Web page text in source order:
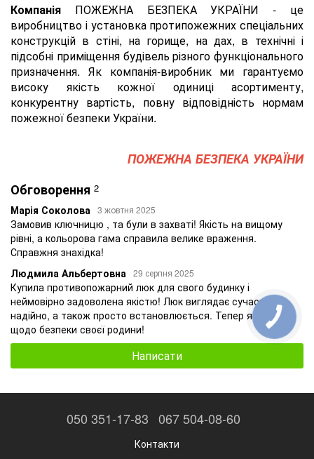
Компанія ПОЖЕЖНА БЕЗПЕКА УКРАЇНИ - це
виробництво і установка протипожежних спеціальних
конструкцій в стіні, на горище, на дах, в технічні і
підсобні приміщення будівель різного функціонального
призначення. Як компанія-виробник ми гарантуємо
високу якість кожної одиниці асортименту,
конкурентну вартість, повну відповідність нормам
пожежної безпеки України.
ПОЖЕЖНА БЕЗПЕКА УКРАЇНИ
Обговорення 2
Марія Соколова 3 жовтня 2025
Замовив ключницю , та були в захваті! Якість на вищому
рівні, а кольорова гама справила велике враження.
Справжня знахідка!
Людмила Альбертовна
29 серпня 2025
Купила противопожарний люк для свого будинку і
неймовірно задоволена якістю! Люк виглядає сучасно і
надійно, а також просто встановлюється. Тепер я спокійна
щодо безпеки своєї родини!
Написати
050 351-17-83 067 504-08-60
Контакти